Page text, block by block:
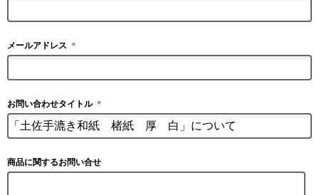
メールアドレス ＊
お問い合わせタイトル ＊
商品に関するお問い合せ